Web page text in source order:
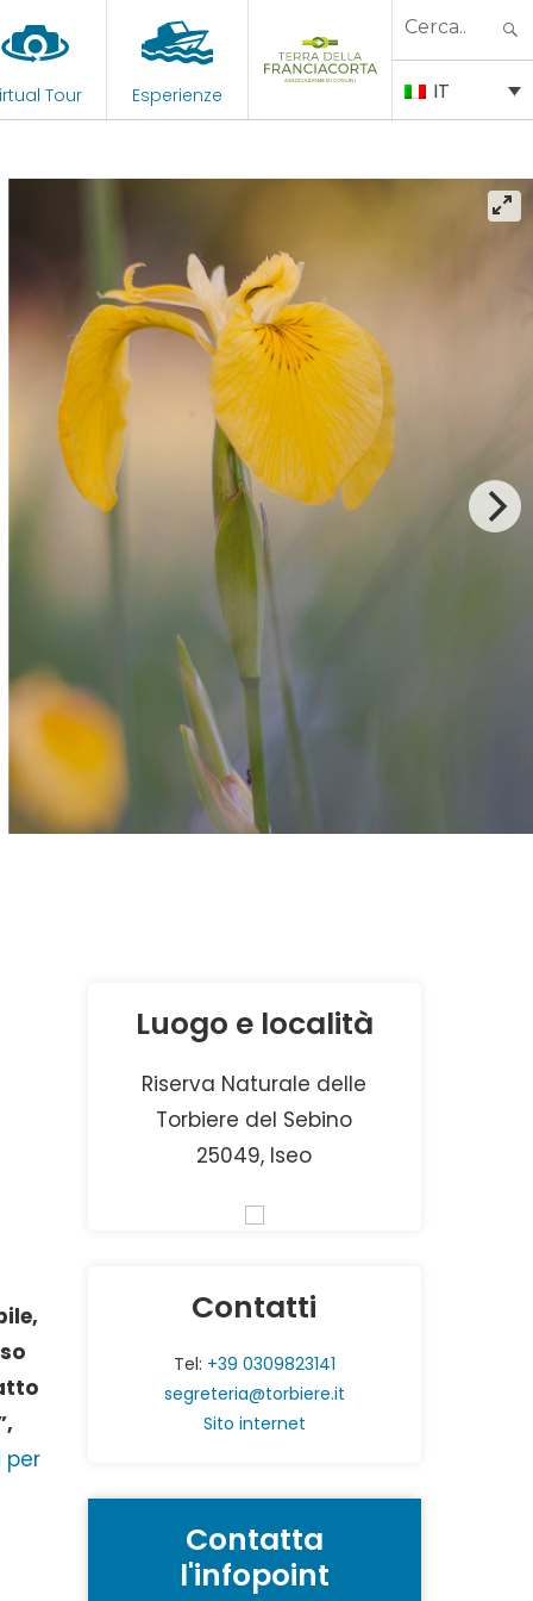
Tour Esperienze
Search
IT
per
Luogo e località
Riserva Naturale delle
Torbiere del Sebino
25049, Iseo
Contatti
Tel: +39 0309823141
segreteria@torbiere.it
Sito internet
Contatta
l'infopoint